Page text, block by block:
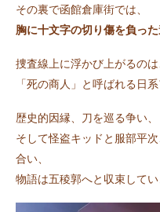
その裏で函館倉庫街では、
胸に十文字の切り傷を負っ
捜査線上に浮かび上がるのは
「死の商人」と呼ばれる日
歴史的因縁、刀を巡る争い、
そして怪盗キッドと服部平
合い、
物語は五稜郭へと収束してい